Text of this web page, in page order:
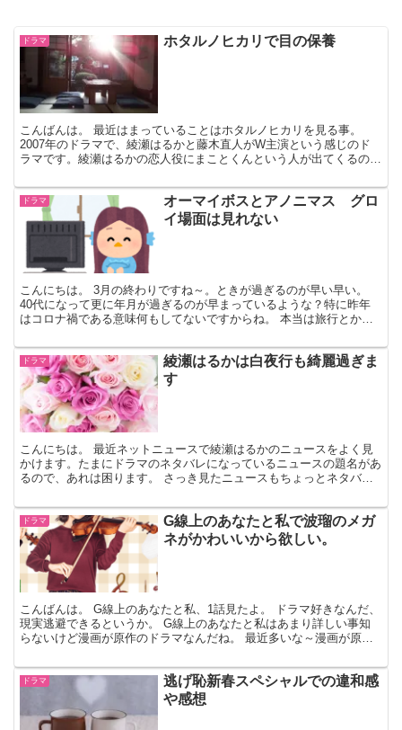
ドラマ ホタルノヒカリで目の保養
こんばんは。 最近はまっていることはホタルノヒカリを見る事。
2007年のドラマで、綾瀬はるかと藤木直人がW主演という感じのド
ラマです。綾瀬はるかの恋人役にまことくんという人が出てくるので
ドラマ
オーマイボスとアノニマス グロ
イ場面は見れない
こんにちは。 3月の終わりですね～。ときが過ぎるのが早い早い。
40代になって更に年月が過ぎるのが早まっているような？特に昨年
はコロナ禍である意味何もしてないですからね。 本当は旅行とか行
ドラマ
綾瀬はるかは白夜行も綺麗過ぎま
す
こんにちは。 最近ネットニュースで綾瀬はるかのニュースをよく見
かけます。たまにドラマのネタバレになっているニュースの題名があ
るので、あれは困ります。 さっき見たニュースもちょっとネタバレ
ドラマ
G線上のあなたと私で波瑠のメガ
ネがかわいいから欲しい。
こんばんは。 G線上のあなたと私、1話見たよ。 ドラマ好きなんだ、
現実逃避できるというか。 G線上のあなたと私はあまり詳しい事知
らないけど漫画が原作のドラマなんだね。 最近多いな～漫画が原作
ドラマ
逃げ恥新春スペシャルでの違和感
や感想